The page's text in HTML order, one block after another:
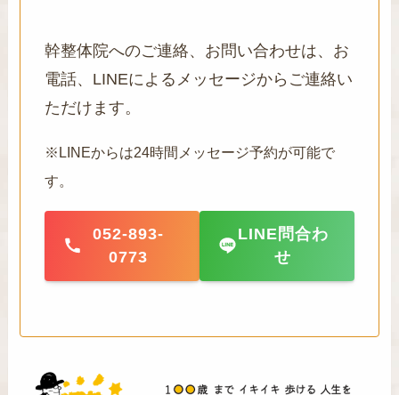
幹整体院へのご連絡、お問い合わせは、お
電話、LINEによるメッセージからご連絡い
ただけます。
※LINEからは24時間メッセージ予約が可能で
す。
052-893-
0773
LINE問合わ
せ